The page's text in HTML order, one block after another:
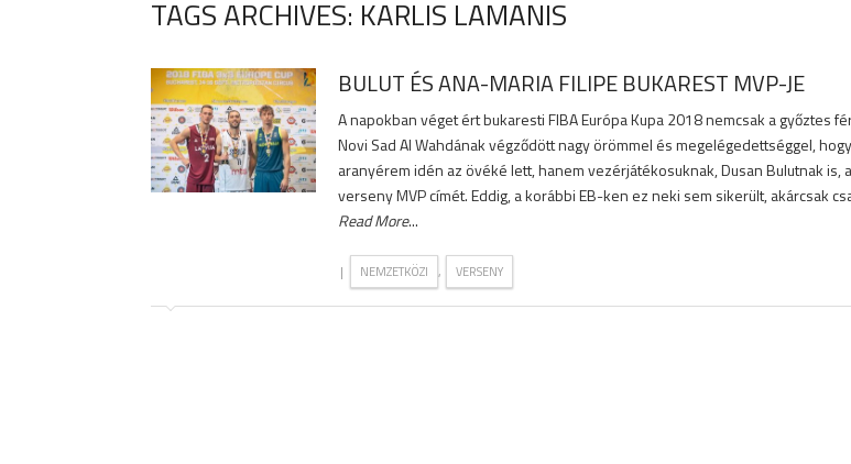
TAGS ARCHIVES: KARLIS LAMANIS
BULUT ÉS ANA-MARIA FILIPE BUKAREST MVP-JE
A napokban véget ért bukaresti FIBA Európa Kupa 2018 nemcsak a győztes
Novi Sad Al Wahdának végződött nagy örömmel és megelégedettséggel,
aranyérem idén az övéké lett, hanem vezérjátékosuknak, Dusan Bulutnak is,
verseny MVP címét. Eddig, a korábbi EB-ken ez neki sem sikerült, akárcsak
Read More...
| NEMZETKÖZI , VERSENY